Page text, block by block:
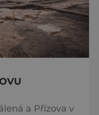
a Přízova v